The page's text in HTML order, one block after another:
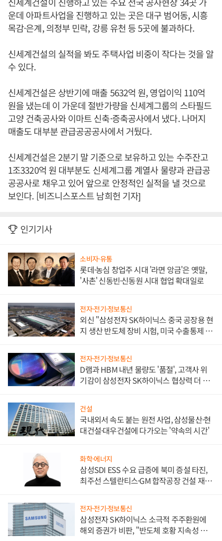
운데 아파트사업을 진행하고 있는 곳은 대구 범어동, 시흥
목감·은계, 의정부 민락, 강릉 유천 등 5곳에 불과하다.
신세계건설의 실적을 봐도 주택사업 비중이 작다는 것을 알
수 있다.
신세계건설은 상반기에 매출 5632억 원, 영업이익 110억
원을 냈는데 이 가운데 절반가량을 신세계그룹의 스타필드
고양 건축공사와 이마트 신축·증축공사에서 냈다. 나머지
매출도 대부분 관급공공공사에서 거뒀다.
신세계건설은 2분기 말 기준으로 보유하고 있는 수주잔고
1조3320억 원 대부분도 신세계그룹 계열사 물량과 관급공
공공사로 채우고 있어 앞으로 안정적인 실적을 낼 것으로
보인다. [비즈니스포스트 남희헌 기자]
인기기사
소비자·유통
롯데·농심 창업주 시대 '라면 앙금'은 옛말,
'사촌' 신동빈·신동원 시대 협업 확대일로
전자·전기·정보통신
외신 "삼성전자 SK하이닉스 중국 공장용 현
지 생산 반도체 장비 시험, 미국 수출통제 대
전자·전기·정보통신
D램과 HBM 내년 물량도 '품절', 고객사 위
기감이 삼성전자 SK하이닉스 협상력 더 키
건설
국내외서 속도 붙는 원전 사업, 삼성물산·현
대건설·대우건설에 다가오는 '약속의 시간'
화학·에너지
삼성SDI ESS 수요 급증에 북미 증설 타진,
최주선 스텔란티스·GM 합작공장 건설 재추
전자·전기·정보통신
삼성전자 SK하이닉스 소극적 주주환원에
해외 증권가 비판, "반도체 호황 지속성 의